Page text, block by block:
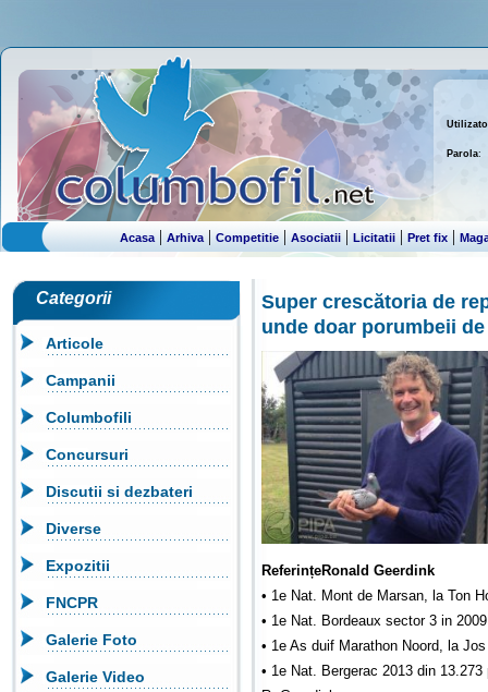
Parola:
Acasa| Arhiva|Competitie| Asociatii | Licitatii |Pret fix |
Categorii
Articole
Campanii
Columbofili
Concursuri
Discutii si dezbateri
Diverse
Expozitii
FNCPR
Galerie Foto
Galerie Video
Super crescătoria de
unde doar porumbeii
ReferințeRonald Geerdink
• 1e Nat. Mont de Marsan, la Ton
• 1e Nat. Bordeaux sector 3 in
• 1e As duif Marathon Noord, la
• 1e Nat. Bergerac 2013 din